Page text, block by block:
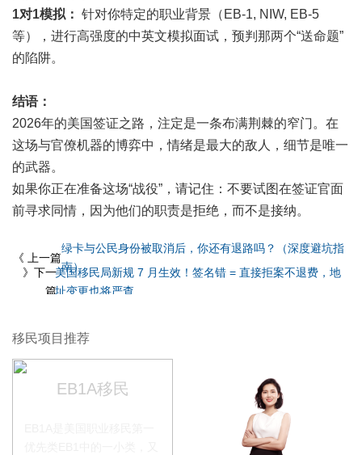
1对1模拟： 针对你特定的职业背景（EB-1, NIW, EB-5
等），进行高强度的中英文模拟面试，预判那两个“送命题”
的陷阱。
结语：
2026年的美国签证之路，注定是一条布满荆棘的窄门。在
这场与官僚机器的博弈中，情绪是最大的敌人，细节是唯一
的武器。
如果你正在准备这场“战役”，请记住：不要试图在签证官面
前寻求同情，因为他们的职责是拒绝，而不是接纳。
《 上一篇
绿卡与公民身份被取消后，你还有退路吗？（深度避坑指
南）
》下一
篇
美国移民局新规 7 月生效！签名错 = 直接拒案不退费，地
址变更也将严查
移民项目推荐
EB1A移民